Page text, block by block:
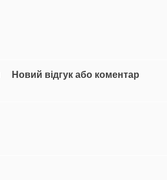
Новий відгук або коментар